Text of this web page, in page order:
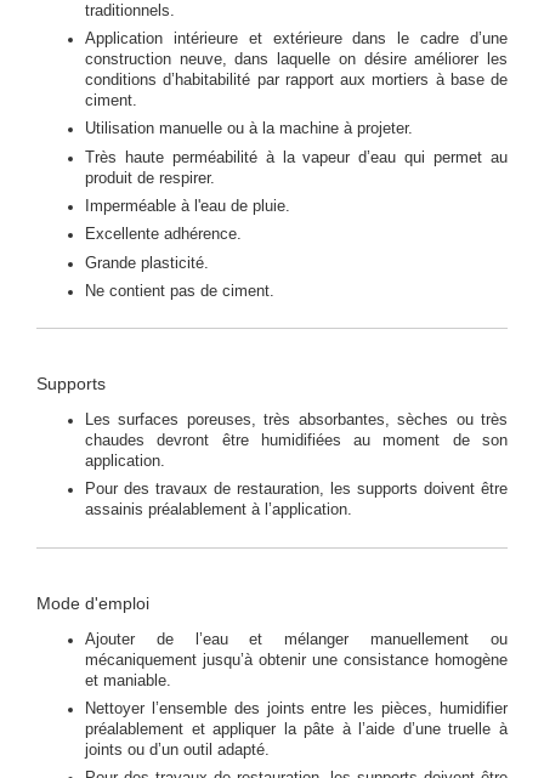
traditionnels.
Application intérieure et extérieure dans le cadre d’une
construction neuve, dans laquelle on désire améliorer les
conditions d’habitabilité par rapport aux mortiers à base de
ciment.
Utilisation manuelle ou à la machine à projeter.
Très haute perméabilité à la vapeur d’eau qui permet au
produit de respirer.
Imperméable à l'eau de pluie.
Excellente adhérence.
Grande plasticité.
Ne contient pas de ciment.
Supports
Les surfaces poreuses, très absorbantes, sèches ou très
chaudes devront être humidifiées au moment de son
application.
Pour des travaux de restauration, les supports doivent être
assainis préalablement à l’application.
Mode d'emploi
Ajouter de l’eau et mélanger manuellement ou
mécaniquement jusqu’à obtenir une consistance homogène
et maniable.
Nettoyer l’ensemble des joints entre les pièces, humidifier
préalablement et appliquer la pâte à l’aide d’une truelle à
joints ou d’un outil adapté.